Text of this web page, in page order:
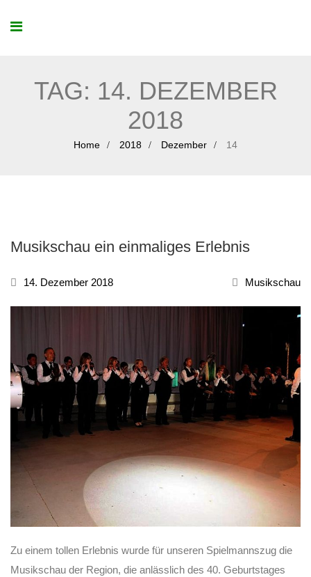
TAG: 14. DEZEMBER
2018
Home 2018 Dezember 14
Musikschau ein einmaliges Erlebnis
14. Dezember 2018 Musikschau
Zu einem tollen Erlebnis wurde für unseren Spielmannszug die
Musikschau der Region, die anlässlich des 40. Geburtstages